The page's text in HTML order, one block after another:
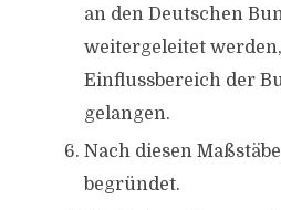
an den Deutschen
weitergeleitet
Einflussbereich der
gelangen.
Nach diesen
begründet.